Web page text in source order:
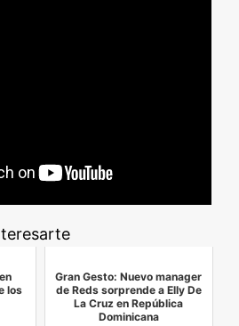
los
Gran Gesto: Nuevo manager
de Reds sorprende a Elly De
La Cruz en República
Dominicana